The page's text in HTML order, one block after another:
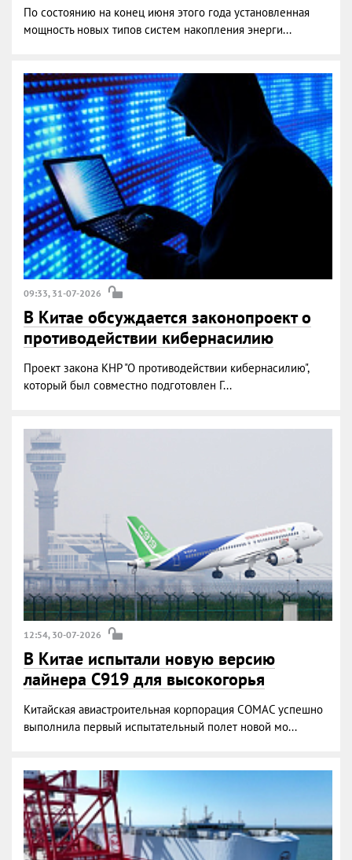
По состоянию на конец июня этого года установленная
мощность новых типов систем накопления энерги...
09:33, 31-07-2026
В Китае обсуждается законопроект о
противодействии кибернасилию
Проект закона КНР "О противодействии кибернасилию",
который был совместно подготовлен Г...
12:54, 30-07-2026
В Китае испытали новую версию
лайнера C919 для высокогорья
Китайская авиастроительная корпорация COMAC успешно
выполнила первый испытательный полет новой мо...